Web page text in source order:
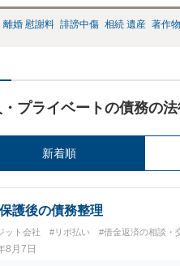
離婚 慰謝料 誹謗中傷 相続 遺産 著作
プライベートの債務の
新着順
護後の債務整理
ット会社 #リボ払い #借金返済の相談・
8月7日